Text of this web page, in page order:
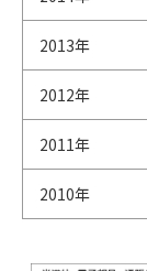
2013年
2012年
2011年
2010年